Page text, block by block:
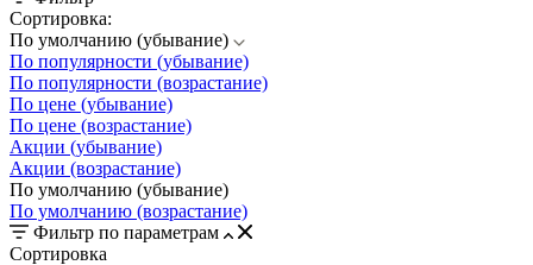
Сортировка:
По умолчанию (убывание)
По популярности (убывание)
По популярности (возрастание)
По цене (убывание)
По цене (возрастание)
Акции (убывание)
Акции (возрастание)
По умолчанию (убывание)
По умолчанию (возрастание)
Фильтр по параметрам
Сортировка